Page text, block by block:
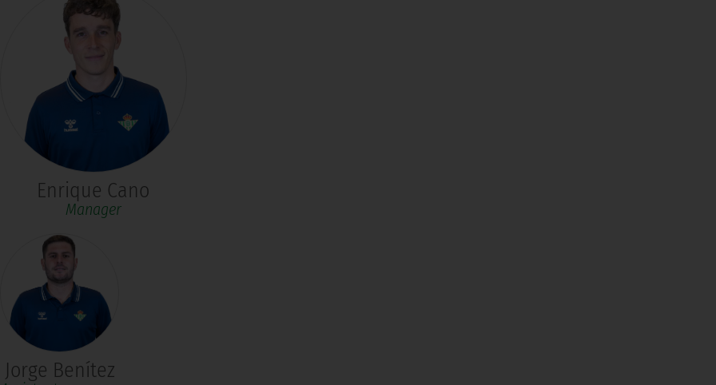
Enrique Cano
Manager
Jorge Benítez